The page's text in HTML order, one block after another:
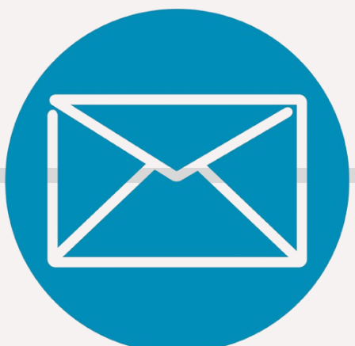
Đèn LED Neon Sign & RGB đổi màu (Dòng PLS)
Dòng cao cấp nhất dùng cho trang trí nghệ thuật và quảng
cáo.
LED Neon (Mã PLS):
Ánh sáng liền mạch như đèn Neon
truyền thống nhưng tiết kiệm điện và không vỡ. Có sẵn các
PLS1010 PLS1616 .
LED RGB (Đổi màu):
cho phép thay đổi
màu sắc linh hoạt bằng bộ điều khiển, tạo không gian sống
động cho phòng Karaoke, Bar, sân khấu.
Bảng giá Đèn LED dây Paragon cập nhật mới
(Dưới đây là bảng giá tham khảo các mã thông dụng trích